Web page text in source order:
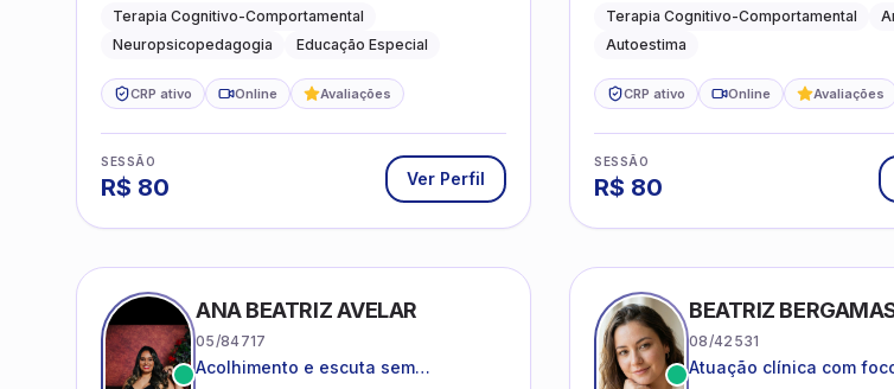
acompanhamento do
neurodesenvolvimento.
Terapia Cognitivo-Comportamental
Neuropsicopedagogia
Educação Especial
CRP ativo Online Avaliações
SESSÃO
R$ 80 Ver Perfil
práticas para o
Terapia Cognitivo-Comportamental
Autoestima
CRP ativo Online Avaliações
SESSÃO
R$ 80
ANA BEATRIZ AVELAR
05/84717
Acolhimento e escuta sem
BEATRIZ
08/42531
Atuação clínica com